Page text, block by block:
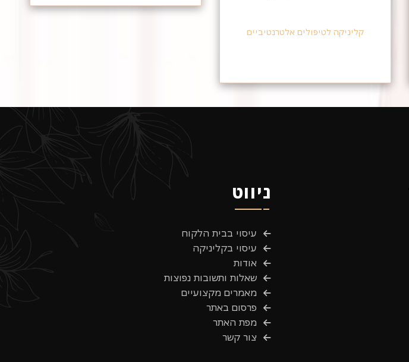
קליניקה לטיפולים אלטרנטיביים
ניווט
עיסוי בבית הלקוח
עיסוי בקליניקה
אודות
שאלות ותשובות נפוצות
מאמרים מקצועיים
פרסום באתר
מפת האתר
צור קשר